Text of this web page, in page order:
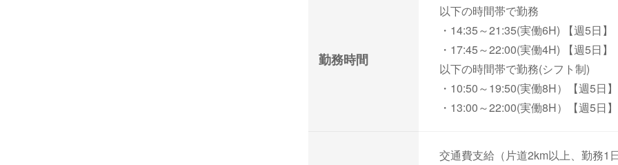
勤務時間
以下の時間帯で勤務
・14:35～21:35(実働6H) 【週5日】
・17:45～22:00(実働4H) 【週5日】
以下の時間帯で勤務(シフト制)
・10:50～19:50(実働8H）【週5日】
・13:00～22:00(実働8H）【週5日】
交通費支給（片道2km以上、勤務1